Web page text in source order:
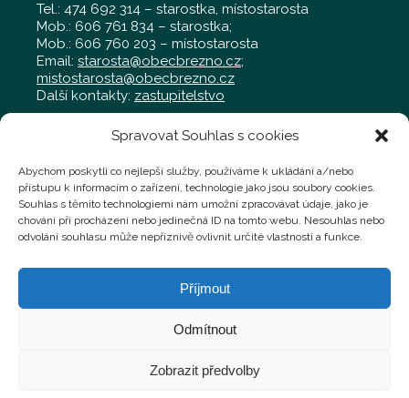
Spravovat Souhlas s cookies
Abychom poskytli co nejlepší služby, používáme k ukládání a/nebo
přístupu k informacím o zařízení, technologie jako jsou soubory cookies.
Souhlas s těmito technologiemi nám umožní zpracovávat údaje, jako je
chování při procházení nebo jedinečná ID na tomto webu. Nesouhlas nebo
odvolání souhlasu může nepříznivě ovlivnit určité vlastnosti a funkce.
Příjmout
Odmítnout
Zobrazit předvolby
Tel.: 474 692 314 – starostka, místostarosta
Mob.: 606 761 834 – starostka;
Mob.: 606 760 203 – místostarosta
Email: starosta@obecbrezno.cz;
mistostarosta@obecbrezno.cz
Další kontakty: zastupitelstvo
Obecní úřad Březno
Tel.: 474 692 011 – kancelář
Mob.: 702 019 929 – kancelář
Mob.: 724 769 058 – technik,
technik@obecbrezno.cz
Faktury a jiné účetní doklady můžete zasílat na
fakturace@obecbrezno.cz